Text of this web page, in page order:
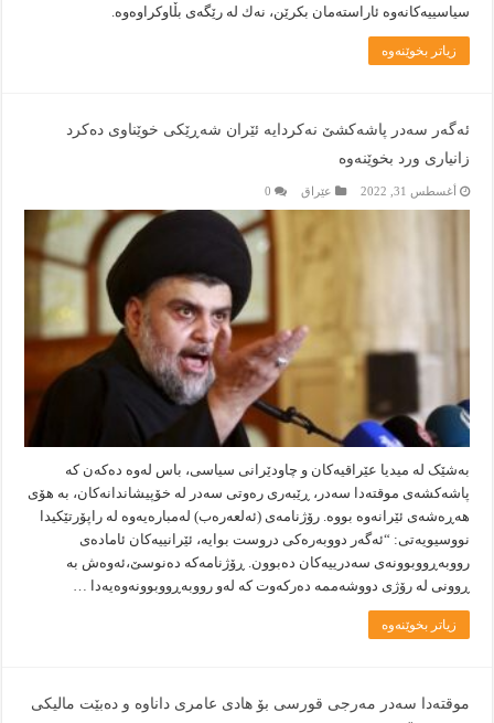
سیاسییه‌كانه‌وه‌‌ ئاراسته‌مان بكرێن، نه‌ك له‌ رێگه‌ی بڵاوكراوه‌وه‌.
زیاتر بخوێنەوە
ئەگەر سەدر پاشەکشێ نەکردایە ئێران شەڕێکی خوێناوی دەکرد
زانیاری ورد بخوێنەوە
أغسطس 31, 2022 عێراق 0
بەشێک لە میدیا عێراقیەكان و چاودێرانی سیاسی، باس لەوە دەکەن کە
پاشەکشەی موقتەدا سەدر، ڕێبەری رەوتی سەدر لە خۆپیشاندانەکان، بە هۆی
هەڕەشەی ئێرانەوە بووە. رۆژنامەى (ئەلعەرەب) لەمبارەیەوە لە راپۆرتێکیدا
نووسیویەتی: “ئەگەر دووبەرەكى دروست بوايە، ئێرانيیەكان ئامادەى
رووبەڕووبوونەى سەدرييەكان دەبوون. ڕۆژنامەکە دەنوسێ،ئەوەش بە
ڕوونى لە رۆژى دووشەممە دەركەوت كە لەو رووبەڕووبوونەوەیەدا …
زیاتر بخوێنەوە
موقتەدا سەدر مەرجی قورسی بۆ هادی عامری داناوە و دەبێت مالیكی